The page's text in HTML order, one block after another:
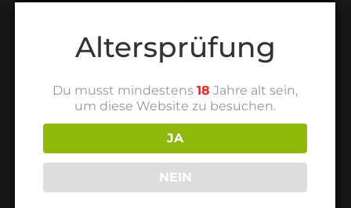
Rosin
Altersprüfung
Du musst mindestens18 Jahre alt sein,
um diese Website zu besuchen.
JA
NEIN